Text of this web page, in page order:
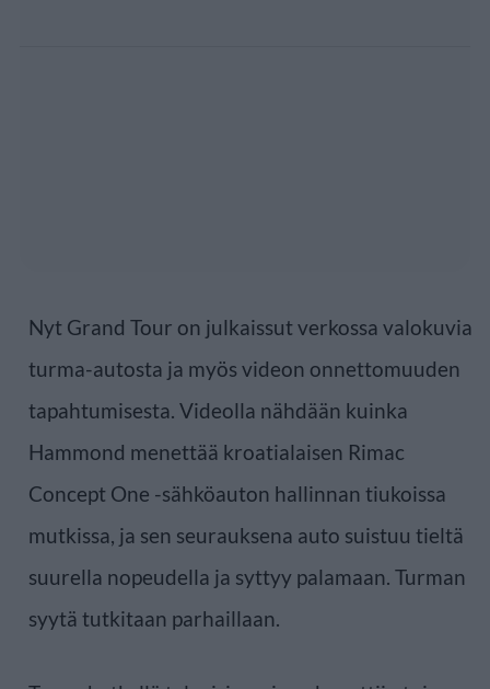
Nyt Grand Tour on julkaissut verkossa valokuvia
turma-autosta ja myös videon onnettomuuden
tapahtumisesta. Videolla nähdään kuinka
Hammond menettää kroatialaisen Rimac
Concept One -sähköauton hallinnan tiukoissa
mutkissa, ja sen seurauksena auto suistuu tieltä
suurella nopeudella ja syttyy palamaan. Turman
syytä tutkitaan parhaillaan.